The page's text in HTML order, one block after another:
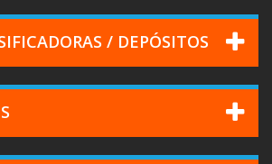
/ DEPÓSITOS